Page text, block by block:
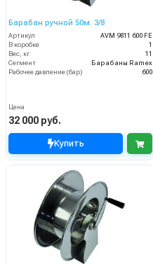
Барабан ручной 50м. 3/8
Артикул
AVM 9811 600 FE
В коробке
1
Вес, кг
11
Сегмент
Барабаны Ramex
Рабочее давление (бар)
600
Цена
32 000 руб.
Купить